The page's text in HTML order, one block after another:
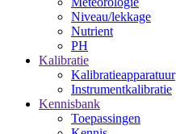
Niveau/lekkage
Nutrient
PH
Kalibratie
Kalibratieapparatuur
Instrumentkalibratie
Kennisbank
Toepassingen